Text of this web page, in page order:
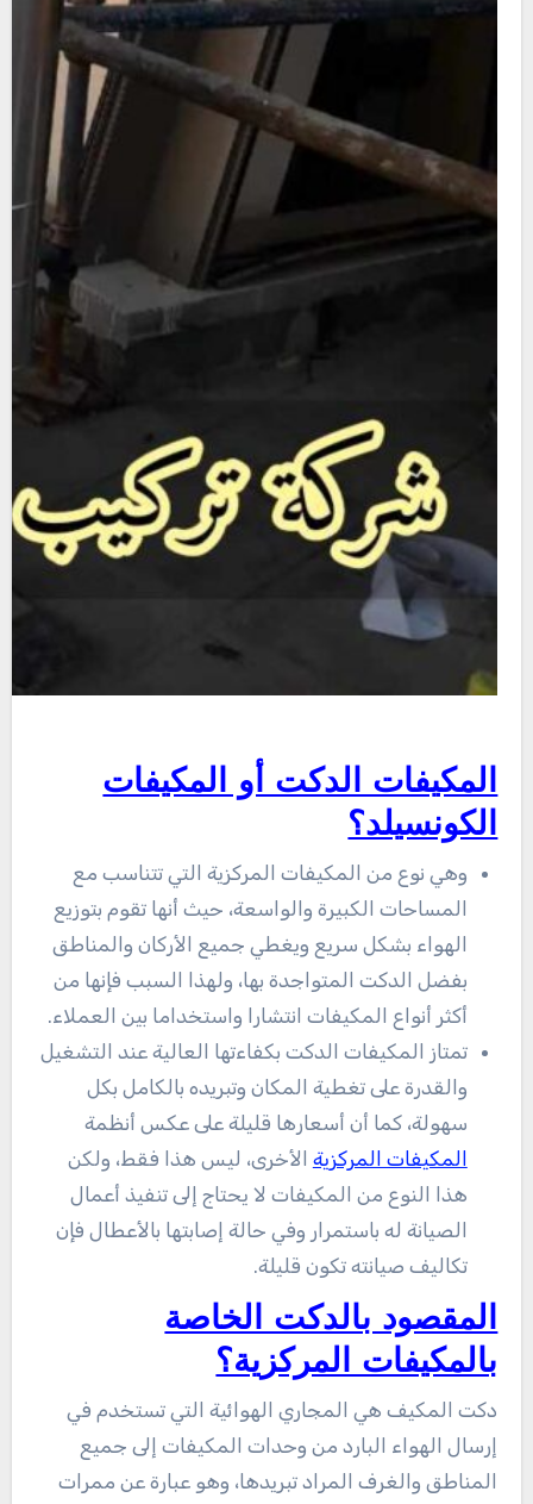
المكيفات الدكت أو المكيفات
الكونسيلد؟
وهي نوع من المكيفات المركزية التي تتناسب مع
المساحات الكبيرة والواسعة، حيث أنها تقوم بتوزيع
الهواء بشكل سريع ويغطي جميع الأركان والمناطق
بفضل الدكت المتواجدة بها، ولهذا السبب فإنها من
أكثر أنواع المكيفات انتشارا واستخداما بين العملاء.
تمتاز المكيفات الدكت بكفاءتها العالية عند التشغيل
والقدرة على تغطية المكان وتبريده بالكامل بكل
سهولة، كما أن أسعارها قليلة على عكس أنظمة
المكيفات المركزية الأخرى، ليس هذا فقط، ولكن
هذا النوع من المكيفات لا يحتاج إلى تنفيذ أعمال
الصيانة له باستمرار وفي حالة إصابتها بالأعطال فإن
تكاليف صيانته تكون قليلة.
المقصود بالدكت الخاصة
بالمكيفات المركزية؟
دكت المكيف هي المجاري الهوائية التي تستخدم في
إرسال الهواء البارد من وحدات المكيفات إلى جميع
المناطق والغرف المراد تبريدها، وهو عبارة عن ممرات